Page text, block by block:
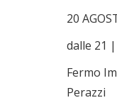
20
dalle 21
Fermo
Perazzi